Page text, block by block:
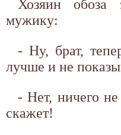
Хозяин обоза
мужику:
- Ну, брат,
лучше и не
- Нет, ничего не
скажет!